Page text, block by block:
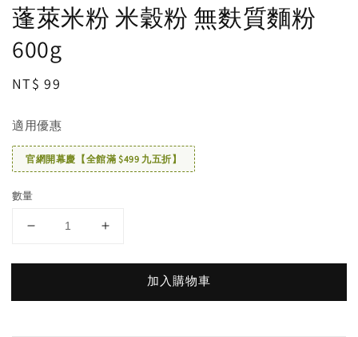
蓬萊米粉 米穀粉 無麩質麵粉
600g
Regular
NT$ 99
適用優惠
官網開幕慶【全館滿 $499 九五折】
數量
加入購物車